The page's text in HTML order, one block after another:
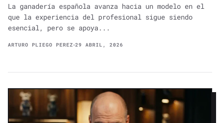
La ganadería española avanza hacia un modelo en el
que la experiencia del profesional sigue siendo
esencial, pero se apoya...
ARTURO PLIEGO PEREZ 29 ABRIL, 2026